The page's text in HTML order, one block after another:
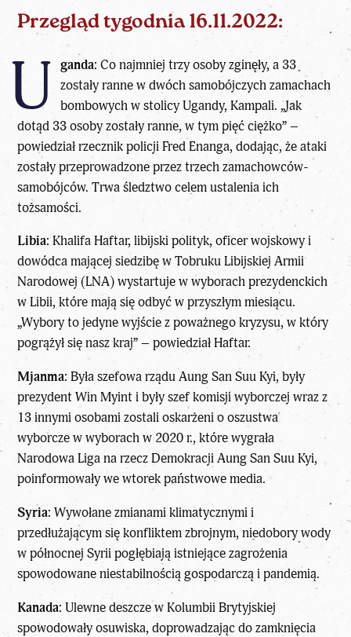
Przegląd tygodnia16.11.2022:
U ganda: Co najmniej trzy osoby zginęły, a 33
zostały ranne w dwóch samobójczych zamachach
bombowych w stolicy Ugandy, Kampali. „Jak
dotąd 33 osoby zostały ranne, w tym pięć ciężko” –
powiedział rzecznik policji Fred Enanga, dodając, że ataki
zostały przeprowadzone przez trzech zamachowców-
samobójców. Trwa śledztwo celem ustalenia ich
tożsamości.
Libia:Khalifa Haftar, libijski polityk, oficer wojskowy i
dowódca mającej siedzibę w Tobruku Libijskiej Armii
Narodowej (LNA) wystartuje w wyborach prezydenckich
w Libii, które mają się odbyć w przyszłym miesiącu.
„Wybory to jedyne wyjście z poważnego kryzysu, w który
pogrążył się nasz kraj” – powiedział Haftar.
Mjanma:Była szefowa rządu Aung San Suu Kyi, były
prezydent Win Myint i były szef komisji wyborczej wraz z
13 innymi osobami zostali oskarżeni o oszustwa
wyborcze w wyborach w 2020 r., które wygrała
Narodowa Liga na rzecz Demokracji Aung San Suu Kyi,
poinformowały we wtorek państwowe media.
Syria:Wywołane zmianami klimatycznymi i
przedłużającym się konfliktem zbrojnym, niedobory wody
w północnej Syrii pogłębiają istniejące zagrożenia
spowodowane niestabilnością gospodarczą i pandemią.
Kanada:Ulewne deszcze w Kolumbii Brytyjskiej
spowodowały osuwiska, doprowadzając do zamknięcia